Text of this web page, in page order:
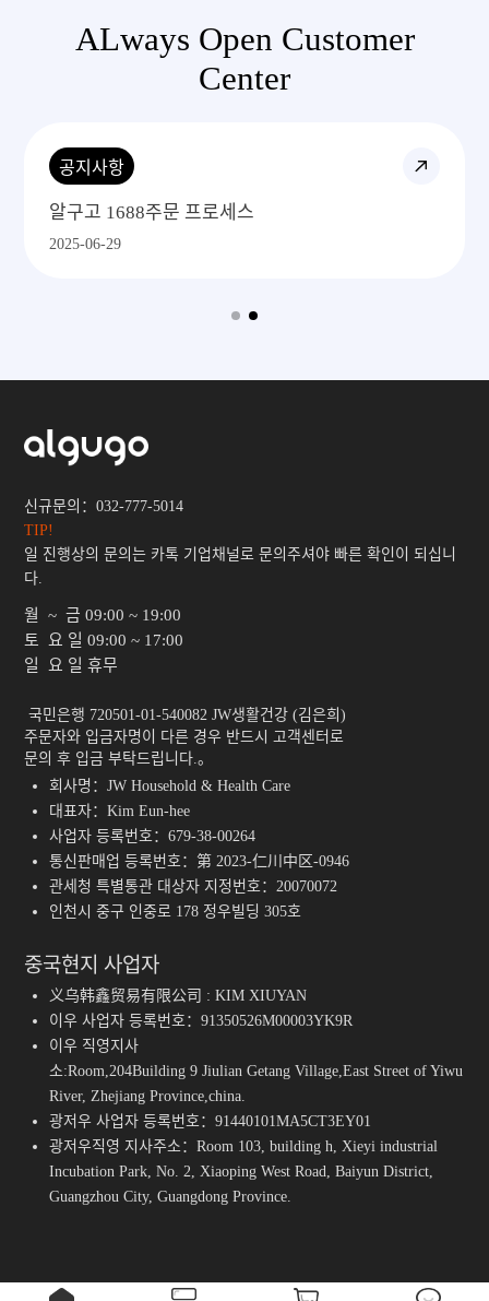
ALways Open Customer
Center
공지사항
알구고 1688주문 프로세스
2025-06-29
신규문의：032-777-5014
TIP!
일 진행상의 문의는 카톡 기업채널로 문의주셔야 빠른 확인이 되십니
다.
월 ~ 금 09:00 ~ 19:00
토 요 일 09:00 ~ 17:00
일 요 일 휴무
주문자와 입금자명이 다른 경우 반드시 고객센터로
문의 후 입금 부탁드립니다.。
회사명：JW Household & Health Care
대표자：Kim Eun-hee
사업자 등록번호：679-38-00264
통신판매업 등록번호：第 2023-仁川中区-0946
관세청 특별통관 대상자 지정번호：20070072
인천시 중구 인중로 178 정우빌딩 305호
중국현지 사업자
义乌韩鑫贸易有限公司 : KIM XIUYAN
이우 사업자 등록번호：91350526M00003YK9R
이우 직영지사
소:Room,204Building 9 Jiulian Getang Village,East Street of Yiwu
River, Zhejiang Province,china.
광저우 사업자 등록번호：91440101MA5CT3EY01
광저우직영 지사주소：Room 103, building h, Xieyi industrial
Incubation Park, No. 2, Xiaoping West Road, Baiyun District,
Guangzhou City, Guangdong Province.